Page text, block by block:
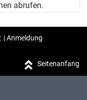
abrufen.
|Anmeldung
Seitenanfang